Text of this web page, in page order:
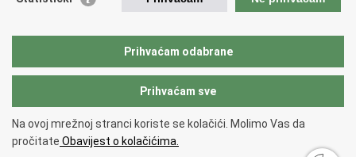
Hrvatska agencija za malo gospodarstvo, inovacije i investicije
Državni zavod za mjeriteljstvo
Povratak na vrh
Copyright © 2026 Ministarstvo gospodarstva /
Izjava o pristupačnosti.
Prihvaćam odabrane
Prihvaćam sve
Na ovoj mrežnoj stranci koriste se kolačići. Molimo Vas da
pročitate Obavijest o kolačićima.